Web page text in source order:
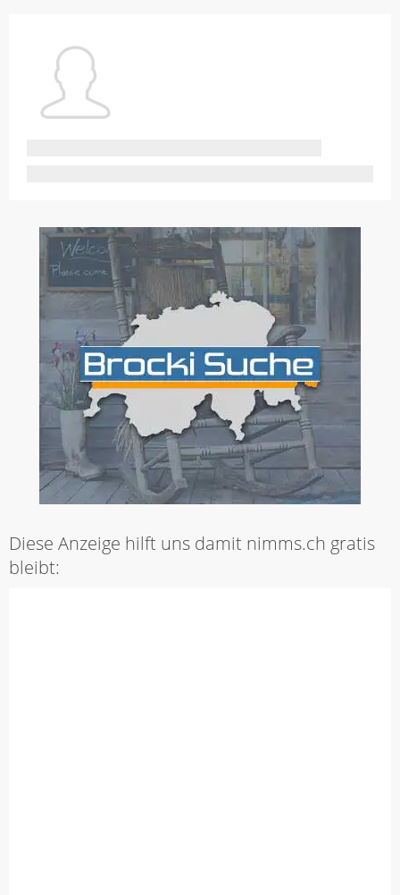
Diese Anzeige hilft uns damit nimms.ch gratis
bleibt: